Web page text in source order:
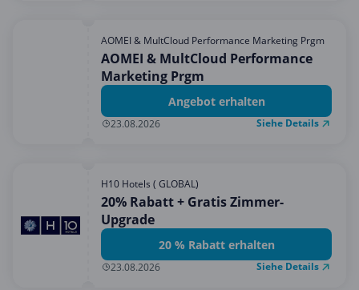
AOMEI & MultCloud Performance Marketing Prgm
AOMEI & MultCloud Performance
Marketing Prgm
Angebot erhalten
23.08.2026 Siehe Details
H10 Hotels ( GLOBAL)
20% Rabatt + Gratis Zimmer-
Upgrade
20 % Rabatt erhalten
23.08.2026 Siehe Details